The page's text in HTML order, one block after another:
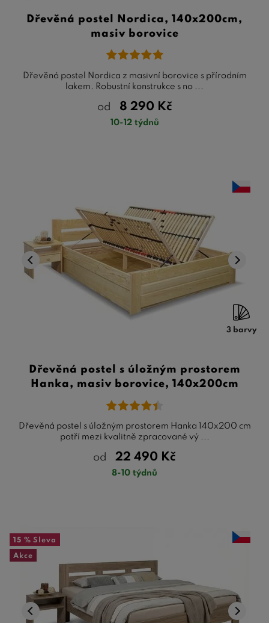
Dřevěná postel Nordica, 140x200cm,
masiv borovice
Dřevěná postel Nordica z masivní borovice s přírodním
lakem. Robustní konstrukce s no ...
od 8 290 Kč
10-12 týdnů
3 barvy
Dřevěná postel s úložným prostorem
Hanka, masiv borovice, 140x200cm
Dřevěná postel s úložným prostorem Hanka 140x200 cm
patří mezi kvalitně zpracované vý ...
od 22 490 Kč
8-10 týdnů
15 % Sleva
Akce